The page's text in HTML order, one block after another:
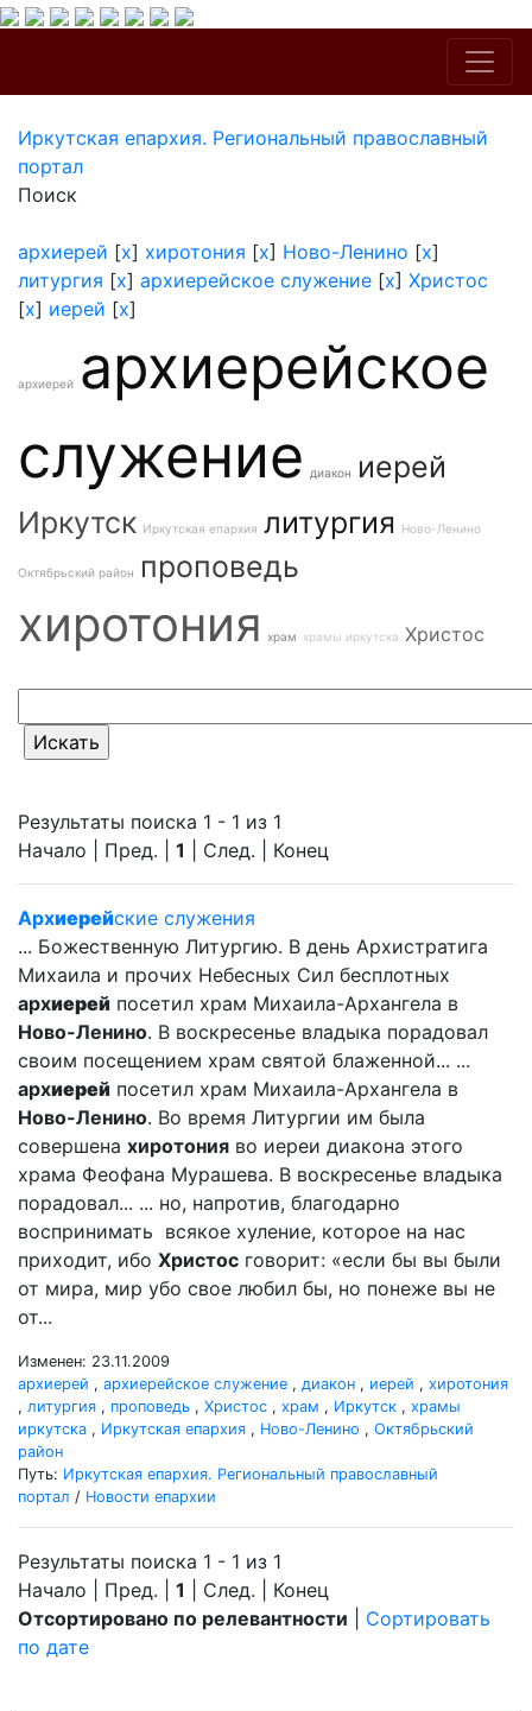
Иркутская епархия. Региональный православный
портал
Поиск
архиерей [x] хиротония [x] Ново-Ленино [x]
литургия [x] архиерейское служение [x] Христос
[x] иерей [x]
архиерей
архиерейское
служение
диакон
иерей
Иркутск Иркутская епархия литургия Ново-Ленино
Октябрьский район проповедь
хиротония храм храмы иркутска Христос
Результаты поиска 1 - 1 из 1
Начало | Пред. | 1 | След. | Конец
Архиерейские служения
... Божественную Литургию. В день Архистратига
Михаила и прочих Небесных Сил бесплотных
архиерей посетил храм Михаила-Архангела в
Ново-Ленино. В воскресенье владыка порадовал
своим посещением храм святой блаженной... ...
архиерей посетил храм Михаила-Архангела в
Ново-Ленино. Во время Литургии им была
совершена хиротония во иереи диакона этого
храма Феофана Мурашева. В воскресенье владыка
порадовал... ... но, напротив, благодарно
воспринимать всякое хуление, которое на нас
приходит, ибо Христос говорит: «если бы вы были
от мира, мир убо свое любил бы, но понеже вы не
от...
Изменен: 23.11.2009
архиерей , архиерейское служение , диакон , иерей , хиротония
, литургия , проповедь , Христос , храм , Иркутск , храмы
иркутска , Иркутская епархия , Ново-Ленино , Октябрьский
район
Путь: Иркутская епархия. Региональный православный
портал / Новости епархии
Результаты поиска 1 - 1 из 1
Начало | Пред. | 1 | След. | Конец
Отсортировано по релевантности
Сортировать
по дате